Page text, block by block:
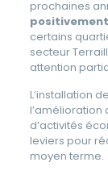
prochaines
positivement
certains
secteur
attention
L’installation
d’activités
leviers pour
moyen terme.